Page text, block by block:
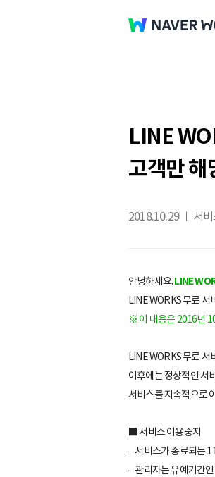
LINE
고객만 해
2018.10.29 서
안녕하세요.LINE
LINE WORKS 무료 서
※ 이 내용은 2016년
LINE WORKS 무료
이후에는 정상적인 서
서비스를 지속적으로
■ 서비스 이용중지
– 서비스가 종료되는
– 관리자는 유예기간